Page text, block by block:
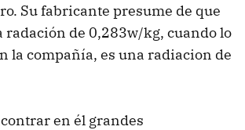
Su fabricante presume de que
radación de 0,283w/kg, cuando lo
la compañía, es una radiacion de
en él grandes